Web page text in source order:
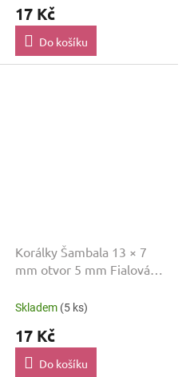
17 Kč
Do košíku
Korálky Šambala 13 × 7
mm otvor 5 mm Fialová
Skladem (5 ks)
17 Kč
Do košíku